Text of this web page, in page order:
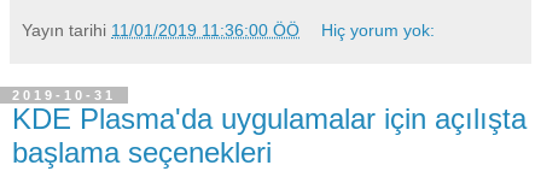
Yayın tarihi 11/01/2019 11:36:00 ÖÖ Hiç yorum yok:
2019-10-31
KDE Plasma'da uygulamalar için açılışta
başlama seçenekleri